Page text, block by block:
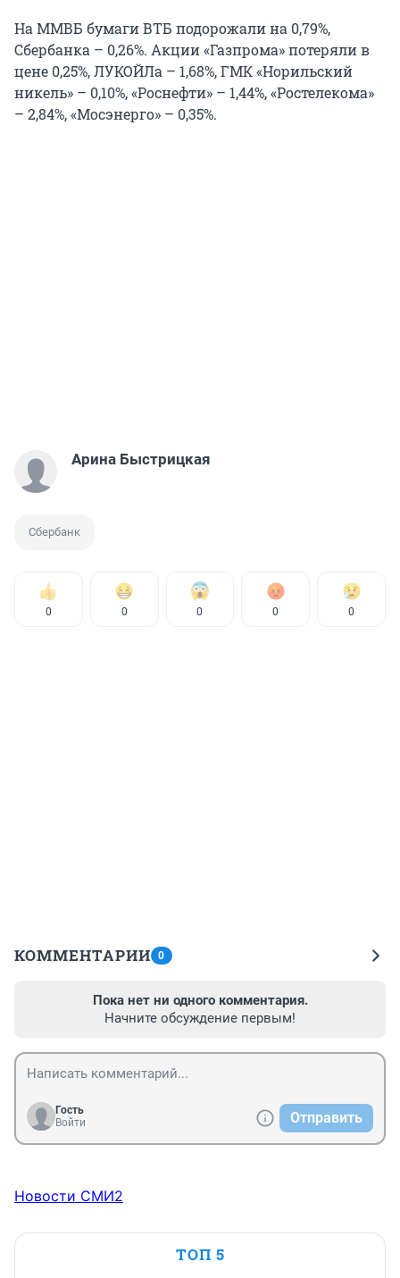
На ММВБ бумаги ВТБ подорожали на 0,79%,
Сбербанка – 0,26%. Акции «Газпрома» потеряли в
цене 0,25%, ЛУКОЙЛа – 1,68%, ГМК «Норильский
никель» – 0,10%, «Роснефти» – 1,44%, «Ростелекома»
– 2,84%, «Мосэнерго» – 0,35%.
Арина Быстрицкая
Сбербанк
0 0 0 0 0
КОММЕНТАРИИ 0
Пока нет ни одного комментария.
Начните обсуждение первым!
Гость
Войти
Отправить
Новости СМИ2
ТОП 5